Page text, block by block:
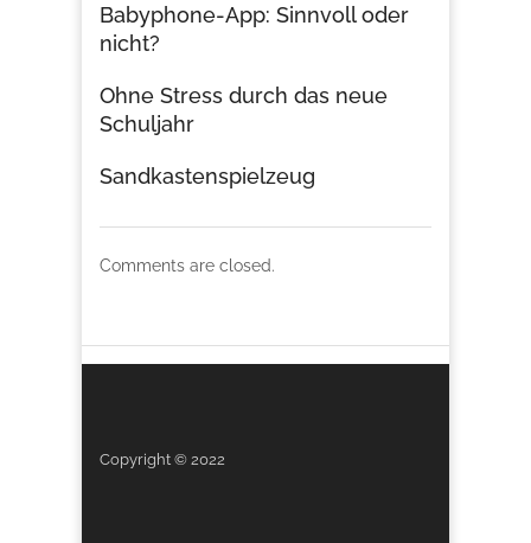
Babyphone-App: Sinnvoll oder
nicht?
Ohne Stress durch das neue
Schuljahr
Sandkastenspielzeug
Comments are closed.
Copyright © 2022